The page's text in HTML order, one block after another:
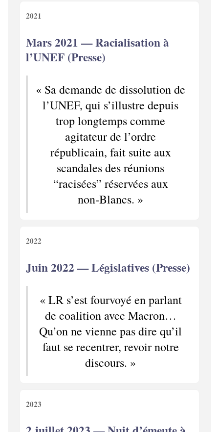
2021
Mars 2021 — Racialisation à
l’UNEF (Presse)
« Sa demande de dissolution de
l’UNEF, qui s’illustre depuis
trop longtemps comme
agitateur de l’ordre
républicain, fait suite aux
scandales des réunions
“racisées” réservées aux
non‑Blancs. »
2022
Juin 2022 — Législatives (Presse)
« LR s’est fourvoyé en parlant
de coalition avec Macron…
Qu’on ne vienne pas dire qu’il
faut se recentrer, revoir notre
discours. »
2023